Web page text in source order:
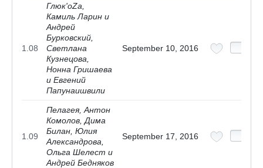
1.08
Глюк'оZа,
Камиль Ларин и
Андрей
Бурковский,
Светлана
Кузнецова,
Нонна Гришаева
и Евгений
Папунаишвили
September 10, 2016
1.09
Пелагея, Антон
Комолов, Дима
Билан, Юлия
Александрова,
Ольга Шелест и
Андрей Бедняков
September 17, 2016